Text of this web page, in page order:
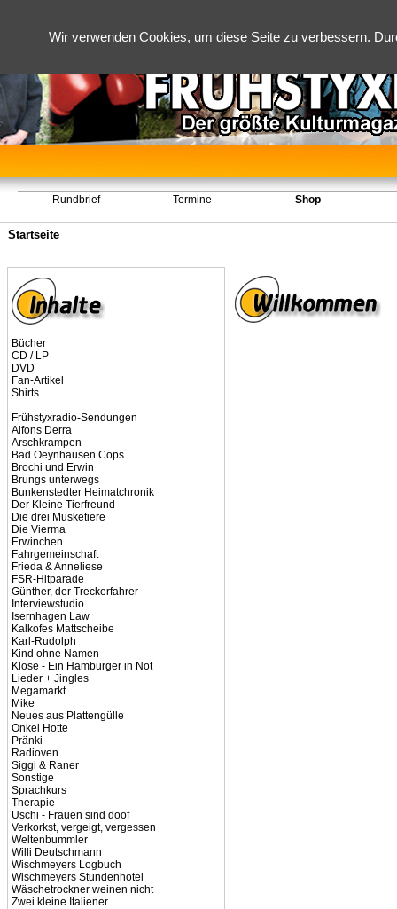
Wir verwenden Cookies, um diese Seite zu verbessern.
Rundbrief Termine Shop
Startseite
Bücher
CD / LP
DVD
Fan-Artikel
Shirts
Frühstyxradio-Sendungen
Alfons Derra
Arschkrampen
Bad Oeynhausen Cops
Brochi und Erwin
Brungs unterwegs
Bunkenstedter Heimatchronik
Der Kleine Tierfreund
Die drei Musketiere
Die Vierma
Erwinchen
Fahrgemeinschaft
Frieda & Anneliese
FSR-Hitparade
Günther, der Treckerfahrer
Interviewstudio
Isernhagen Law
Kalkofes Mattscheibe
Karl-Rudolph
Kind ohne Namen
Klose - Ein Hamburger in Not
Lieder + Jingles
Megamarkt
Mike
Neues aus Plattengülle
Onkel Hotte
Pränki
Radioven
Siggi & Raner
Sonstige
Sprachkurs
Therapie
Uschi - Frauen sind doof
Verkorkst, vergeigt, vergessen
Weltenbummler
Willi Deutschmann
Wischmeyers Logbuch
Wischmeyers Stundenhotel
Wäschetrockner weinen nicht
Zwei kleine Italiener